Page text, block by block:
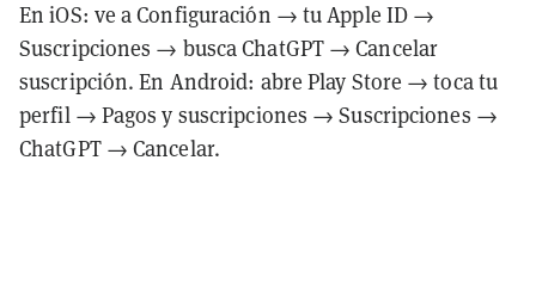
En iOS: ve a Configuración → tu Apple ID →
Suscripciones → busca ChatGPT → Cancelar
suscripción. En Android: abre Play Store → toca tu
perfil → Pagos y suscripciones → Suscripciones →
ChatGPT → Cancelar.